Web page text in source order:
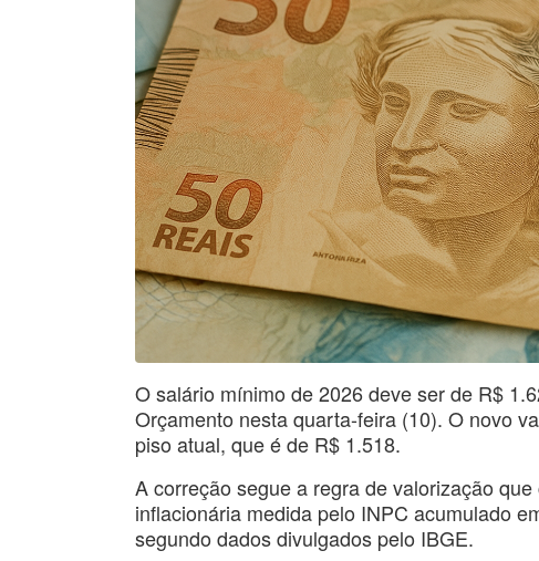
O salário mínimo de 2026 deve ser de R$
Orçamento nesta quarta-feira (10). O novo
piso atual, que é de R$ 1.518.
A correção segue a regra de valorização
inflacionária medida pelo INPC acumulado
segundo dados divulgados pelo IBGE.